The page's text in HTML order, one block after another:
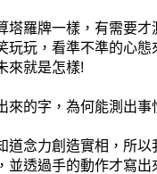
塔羅牌一樣，有需要
玩玩，看準不準的心
來就是怎樣!
來的字，為何能測出事
道念力創造實相，所
並透過手的動作才寫